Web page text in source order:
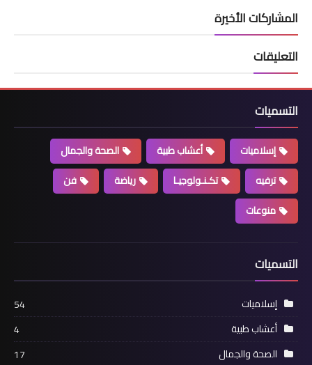
المشاركات الأخيرة
التعليقات
التسميات
إسلاميات أعشاب طبية
الصحة والجمال
ترفيه
تكـنـولوجيـا رياضة
فن
منوعات
التسميات
إسلاميات
54
أعشاب طبية
4
الصحة والجمال
17